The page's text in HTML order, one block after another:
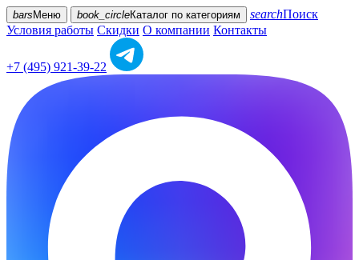
bars Меню book_circleКаталог по категориям searchПоиск
Условия работы Скидки О компании Контакты
+7 (495) 921-39-22